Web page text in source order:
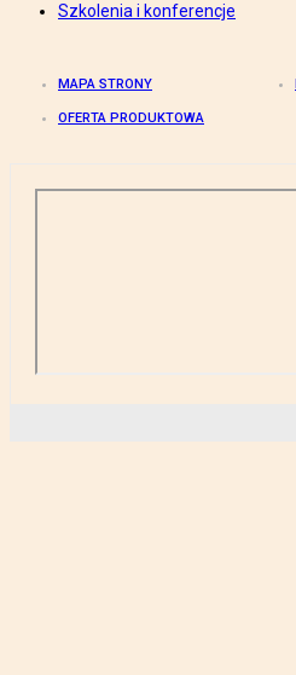
Szkolenia i konferencje
MAPA STRONY
OFERTA PRODUKTOWA